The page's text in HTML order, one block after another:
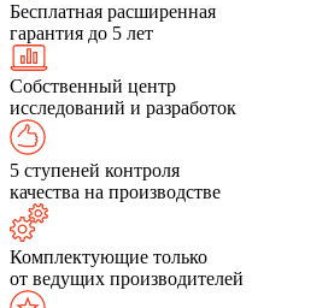
Бесплатная расширенная
гарантия до 5 лет
Собственный центр
исследований и разработок
5 ступеней контроля
качества на производстве
Комплектующие только
от ведущих производителей